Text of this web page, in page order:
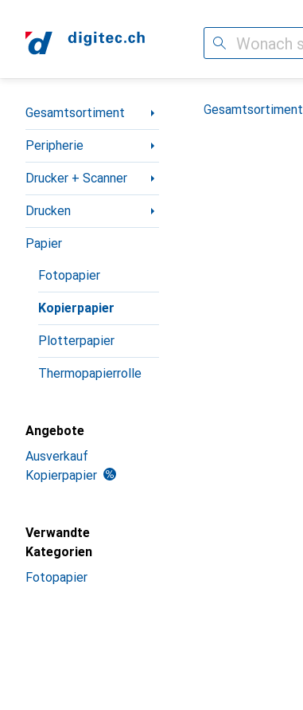
Suche
Navigation nach Kategorien
Gesamtsortiment
Peripherie
Drucker + Scanner
Drucken
Papier
Fotopapier
Kopierpapier
Plotterpapier
Thermopapierrolle
Angebote
Ausverkauf
Kopierpapier
Verwandte
Kategorien
Fotopapier
Gesamtsortiment